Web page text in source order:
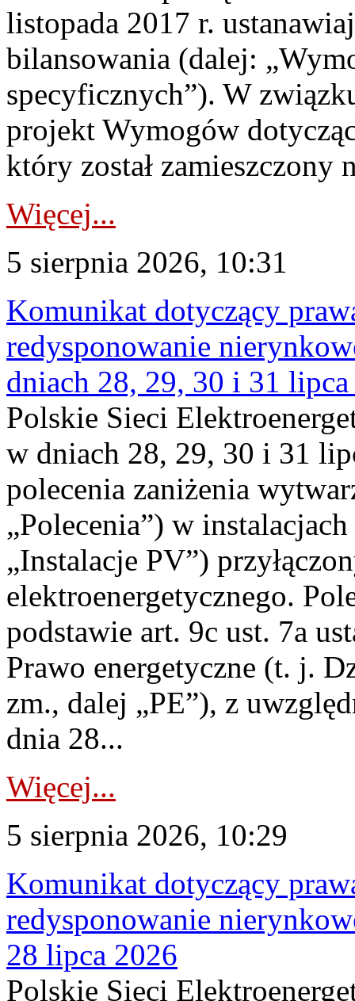
listopada 2017 r.
bilansowania (dalej:
specyficznych”). W
projekt Wymogów
który został zamieszczony
Więcej...
5 sierpnia 2026, 10:31
Komunikat dotyczący
redysponowanie
dniach 28, 29, 30 i 31
Polskie Sieci
w dniach 28, 29, 30 i 31
polecenia zaniżenia
„Polecenia”) w
„Instalacje PV”)
elektroenergetycznego.
podstawie art. 9c ust. 7a
Prawo energetyczne (t. j.
zm., dalej „PE”), z
dnia 28...
Więcej...
5 sierpnia 2026, 10:29
Komunikat dotyczący
redysponowanie
28 lipca 2026
Polskie Sieci